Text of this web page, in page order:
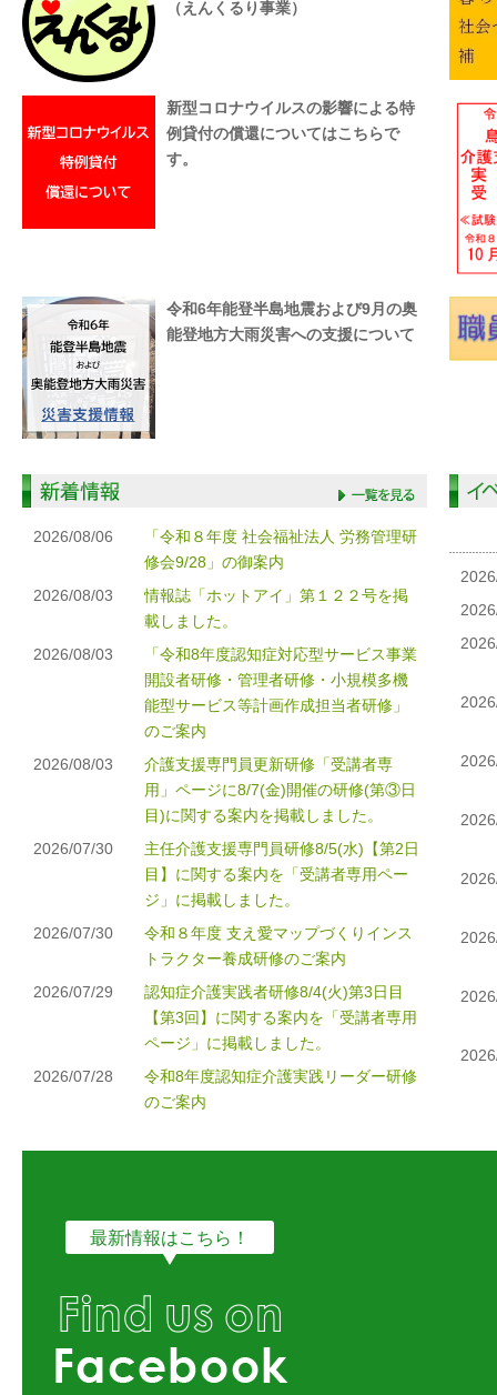
（えんくるり事業）
新型コロナウイルスの影響による特
例貸付の償還についてはこちらで
す。
令和6年能登半島地震および9月の奥
能登地方大雨災害への支援について
2026/08/06
「令和８年度 社会福祉法人 労務管理研
修会9/28」の御案内
2026/08/03
情報誌「ホットアイ」第１２２号を掲
載しました。
2026/08/03
「令和8年度認知症対応型サービス事業
開設者研修・管理者研修・小規模多機
能型サービス等計画作成担当者研修」
のご案内
2026/08/03
介護支援専門員更新研修「受講者専
用」ページに8/7(金)開催の研修(第③日
目)に関する案内を掲載しました。
2026/07/30
主任介護支援専門員研修8/5(水)【第2日
目】に関する案内を「受講者専用ペー
ジ」に掲載しました。
2026/07/30
令和８年度 支え愛マップづくりインス
トラクター養成研修のご案内
2026/07/29
認知症介護実践者研修8/4(火)第3日目
【第3回】に関する案内を「受講者専用
ページ」に掲載しました。
2026/07/28
令和8年度認知症介護実践リーダー研修
のご案内
最新情報はこちら！